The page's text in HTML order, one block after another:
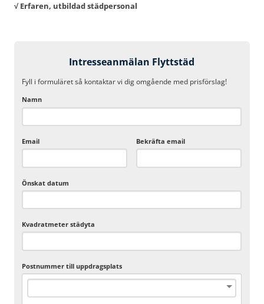
√ Erfaren, utbildad städpersonal
Intresseanmälan Flyttstäd
Fyll i formuläret så kontaktar vi dig omgående med prisförslag!
Namn
Email Bekräfta email
Önskat datum
Kvadratmeter städyta
Postnummer till uppdragsplats